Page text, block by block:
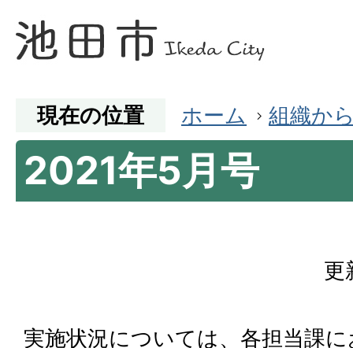
現在の位置 ホーム 組織か
2021年5月号
更
実施状況については、各担当課